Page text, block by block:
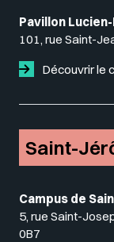
Pavillon
101, rue Saint-
Découvrir le
Saint-
Campus de
5, rue Saint-
0B7